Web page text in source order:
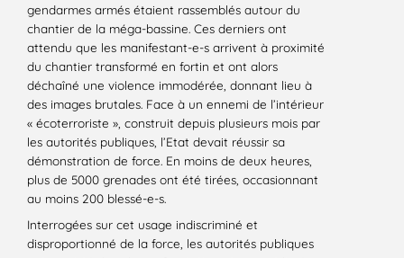
gendarmes armés étaient rassemblés autour du
chantier de la méga-bassine. Ces derniers ont
attendu que les manifestant-e-s arrivent à proximité
du chantier transformé en fortin et ont alors
déchaîné une violence immodérée, donnant lieu à
des images brutales. Face à un ennemi de l’intérieur
« écoterroriste », construit depuis plusieurs mois par
les autorités publiques, l’Etat devait réussir sa
démonstration de force. En moins de deux heures,
plus de 5000 grenades ont été tirées, occasionnant
au moins 200 blessé-e-s.
Interrogées sur cet usage indiscriminé et
disproportionné de la force, les autorités publiques